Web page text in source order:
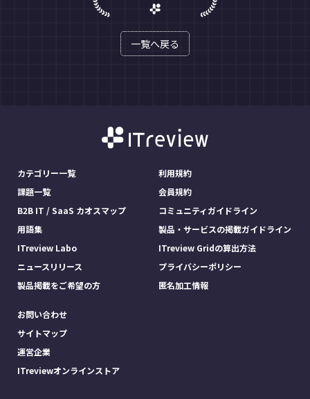
一覧へ戻る
カテゴリー一覧
課題一覧
B2B IT / SaaS カオスマップ
用語集
ITreview Labo
ニュースリリース
製品掲載をご希望の方
利用規約
会員規約
コミュニティガイドライン
製品・サービスの掲載ガイドライン
ITreview Gridの算出方法
プライバシーポリシー
匿名加工情報
お問い合わせ
サイトマップ
運営企業
ITreviewオンラインストア